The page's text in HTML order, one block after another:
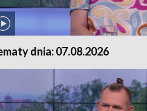
dnia: 07.08.2026